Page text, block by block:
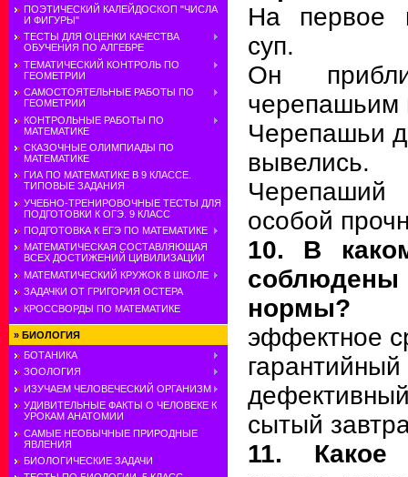
ПОЭТИЧЕСКИЙ КАЛЕЙДОСКОП "ЧИСЛА
И ФИГУРЫ"
ТЕСТЫ ДЛЯ ОЦЕНКИ КАЧЕСТВА
ОБУЧЕНИЯ ПО АЛГЕБРЕ
ТЕМАТИЧЕСКИЙ КОНТРОЛЬ ПО
ГЕОМЕТРИИ
САМОСТОЯТЕЛЬНЫЕ РАБОТЫ ПО
ГЕОМЕТРИИ
КОНТРОЛЬНЫЕ РАБОТЫ ПО
МАТЕМАТИКЕ
СКАЗОЧНЫЕ ОЛИМПИАДЫ ПО
МАТЕМАТИКЕ
ГИА ПО МАТЕМАТИКЕ В 9 КЛАССЕ.
ТИПОВЫЕ ЗАДАНИЯ
УЧЕБНО-ТРЕНИРОВОЧНЫЕ ТЕСТЫ ДЛЯ
ПОДГОТОВКИ К ОГЭ. 9 КЛАСС
ПОДГОТОВКА К ЕГЭ ПО МАТЕМАТИКЕ
МАТЕМАТИЧЕСКАЯ СОСТАВЛЯЮЩАЯ
ВСЕХ ДОСТИЖЕНИЙ ЦИВИЛИЗАЦИИ
МАТЕМАТИЧЕСКИЙ КРУЖОК В ШКОЛЕ
ЗАДАЧКИ ОТ ГРИГОРИЯ ОСТЕРА
КРОССВОРДЫ ПО МАТЕМАТИКЕ
» БИОЛОГИЯ
БОТАНИКА
ЗООЛОГИЯ
ИЗУЧАЕМ ЧЕЛОВЕЧЕСКИЙ ОРГАНИЗМ
УДИВИТЕЛЬНЫЕ ФАКТЫ О ЧЕЛОВЕКЕ К
УРОКАМ АНАТОМИИ
САМЫЕ НЕОБЫЧНЫЕ ПРИРОДНЫЕ
ЯВЛЕНИЯ
БИОЛОГИЧЕСКИЕ ЗАДАЧИ
На первое
суп.
Он
черепашьим
Черепашьи
вывелись.
Черепаший
особой
10. В
нормы?
эффектное
гарантийный
сытый
11. Какое